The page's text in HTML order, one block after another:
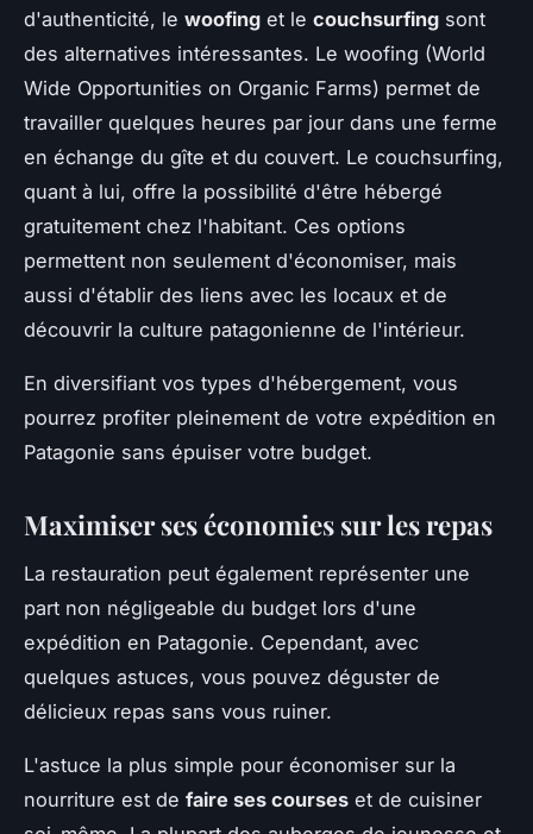
d'authenticité, le woofing et le couchsurfing sont
des alternatives intéressantes. Le woofing (World
Wide Opportunities on Organic Farms) permet de
travailler quelques heures par jour dans une ferme
en échange du gîte et du couvert. Le couchsurfing,
quant à lui, offre la possibilité d'être hébergé
gratuitement chez l'habitant. Ces options
permettent non seulement d'économiser, mais
aussi d'établir des liens avec les locaux et de
découvrir la culture patagonienne de l'intérieur.
En diversifiant vos types d'hébergement, vous
pourrez profiter pleinement de votre expédition en
Patagonie sans épuiser votre budget.
Maximiser ses économies sur les repas
La restauration peut également représenter une
part non négligeable du budget lors d'une
expédition en Patagonie. Cependant, avec
quelques astuces, vous pouvez déguster de
délicieux repas sans vous ruiner.
L'astuce la plus simple pour économiser sur la
nourriture est de faire ses courses et de cuisiner